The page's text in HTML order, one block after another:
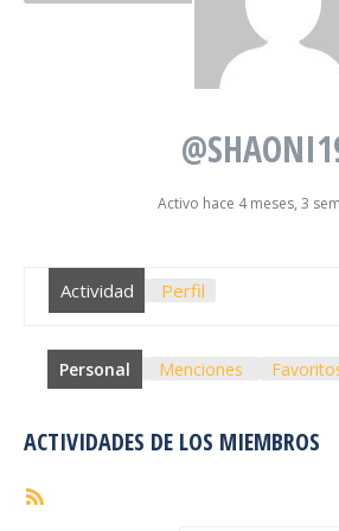
Activo hace 4 meses, 3
Actividad Perfil
Personal Menciones
ACTIVIDADES DE LOS MIEMBROS